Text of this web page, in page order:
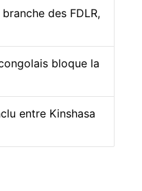
des FDLR,
bloque la
entre Kinshasa